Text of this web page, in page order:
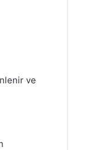
ve